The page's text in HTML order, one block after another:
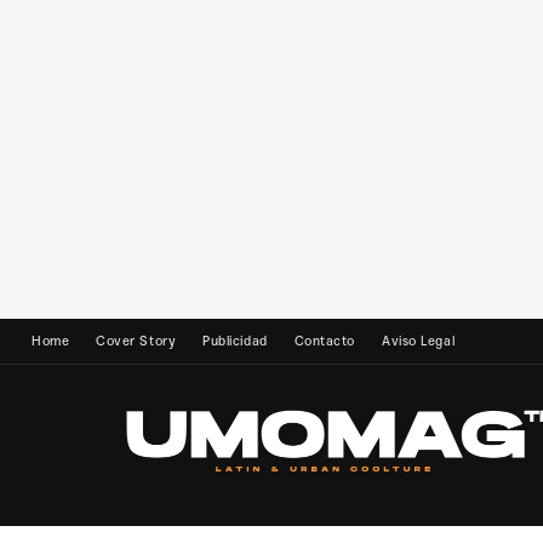
Home Cover Story Publicidad Contacto Aviso Legal